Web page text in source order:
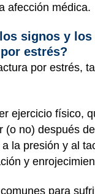
afección médica.
signos y
estrés?
por estrés,
ejercicio físico,
(o no) después
la presión y al
y
para